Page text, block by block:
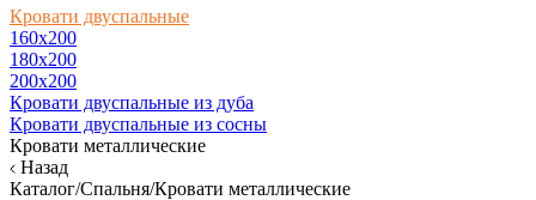
Кровати двуспальные
160х200
180x200
200x200
Кровати двуспальные из дуба
Кровати двуспальные из сосны
Кровати металлические
Назад
Каталог/Спальня/Кровати металлические